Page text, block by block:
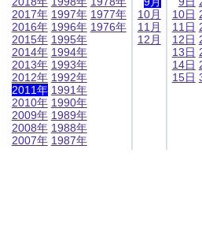
2017年
2016年
2015年
2014年
2013年
2012年
2011年
2010年
2009年
2008年
2007年
1997年
1996年
1995年
1994年
1993年
1992年
1991年
1990年
1989年
1988年
1987年
1977年
1976年
10月
11月
12月
10日
11日
12日
13日
14日
15日